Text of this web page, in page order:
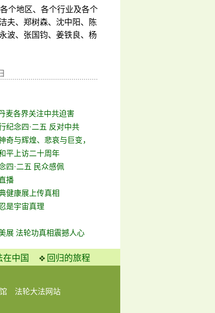
个地区、各个行业及各个
夫、郑树森、沈中阳、陈
波、张国钧、姜铁良、杨
麦各界关注中共迫害
纪念四·二五 反对中共
奇与辉煌、悲哀与巨变，
平上访二十周年
四·二五 民众感佩
播
健康展上传真相
是宇宙真理
展 法轮功真相震撼人心
在中国 回归的旅程
法轮大法网站